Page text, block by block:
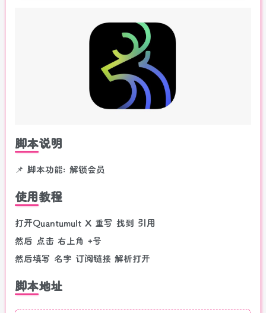
脚本说明
📌 脚本功能: 解锁会员
使用教程
打开Quantumult X 重写 找到 引用
然后 点击 右上角 +号
然后填写 名字 订阅链接 解析打开
脚本地址